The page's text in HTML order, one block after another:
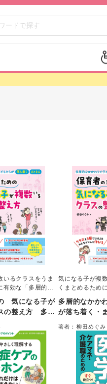
いるクラスをうま
有効な「多層的な
考え方をやさしく
等への巡回訪問を
ですぐに実践でき
をイラスト・写
援のポイントや園
もよくわかる。
気になる子が
の整え方 多層
る
気になる子が複
くまとめるため
支援システム」
解説した。保育
行う著者が、現
るクラス運営の
真で紹介。個別
としての対応な
多層的なかか
が落ち着く・
クラスの整え
著者：柳田めぐみ